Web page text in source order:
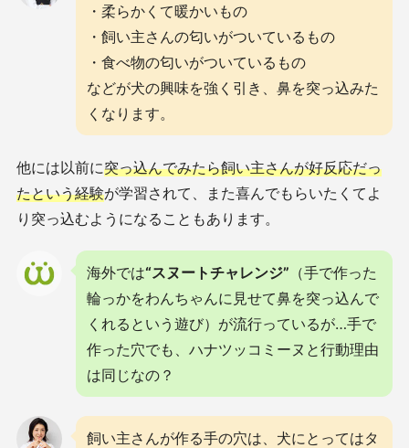
・柔らかくて暖かいもの
・飼い主さんの匂いがついているもの
・食べ物の匂いがついているもの
などが犬の興味を強く引き、鼻を突っ込みた
くなります。
他には以前に突っ込んでみたら飼い主さんが好反応だっ
たという経験が学習されて、また喜んでもらいたくてよ
り突っ込むようになることもあります。
海外では“スヌートチャレンジ” （手で作った
輪っかをわんちゃんに見せて鼻を突っ込んで
くれるという遊び）が流行っているが…手で
作った穴でも、ハナツッコミーヌと行動理由
は同じなの？
飼い主さんが作る手の穴は、犬にとってはタ